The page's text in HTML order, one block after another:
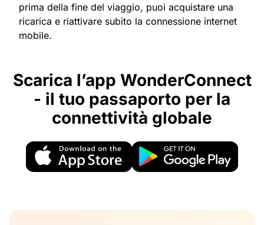
prima della fine del viaggio, puoi acquistare una
ricarica e riattivare subito la connessione internet
mobile.
Scarica l’app WonderConnect
- il tuo passaporto per la
connettività globale